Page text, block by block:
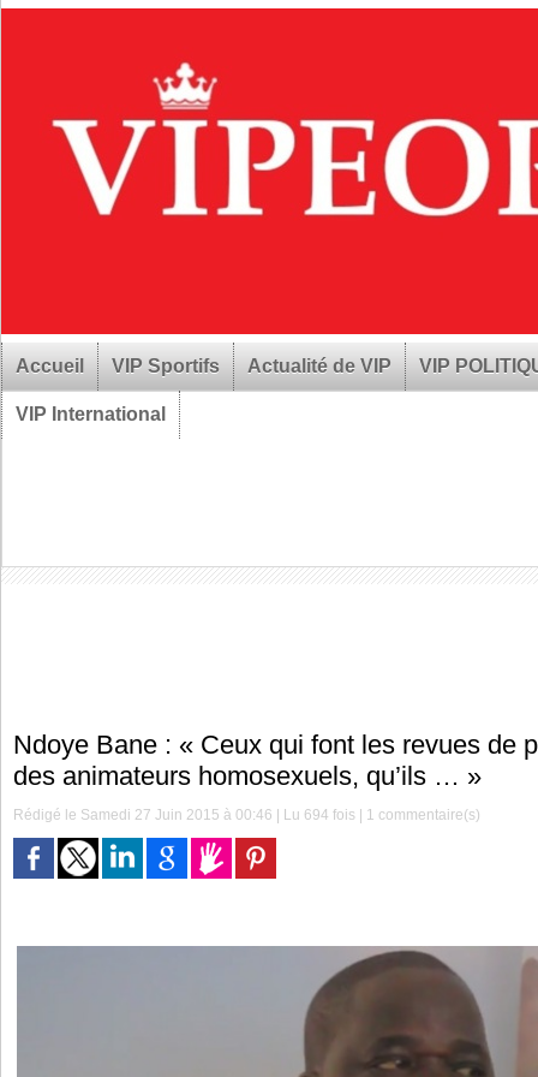
Accueil VIP Sportifs Actualité de VIP VIP
VIP International
Ndoye Bane : « Ceux qui font les revues de
des animateurs homosexuels, qu’ils … »
Rédigé le Samedi 27 Juin 2015 à 00:46 | Lu 694 fois | 1 commentaire(s)